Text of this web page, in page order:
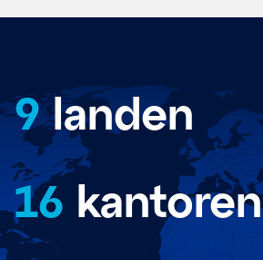
9landen
16 kantoren